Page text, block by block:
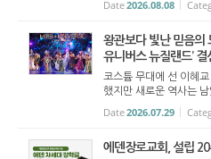
고 살아가는 모든 순간은
Date2026.08.08
왕관보다 빛난 믿음의
유니버스 뉴질랜드’ 결
코스튬 무대에 선 이혜
했지만 새로운 역사는
ace Lee·19) 씨가 한국
스 뉴질랜드(Miss
Date2026.07.29
에덴장로교회, 설립 20